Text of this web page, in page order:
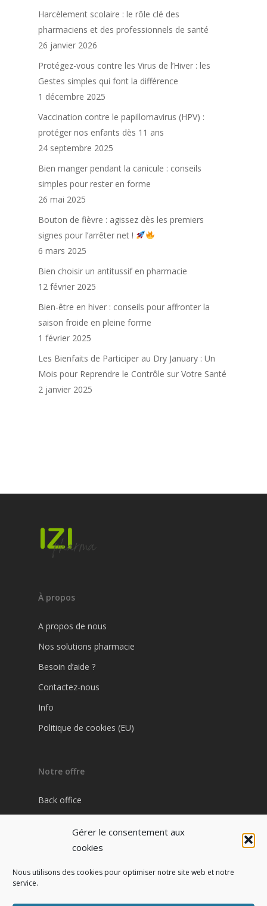
Gérer le consentement aux
cookies
Nous utilisons des cookies pour optimiser notre site web et notre
service.
Harcèlement scolaire : le rôle clé des
pharmaciens et des professionnels de santé
26 janvier 2026
Protégez-vous contre les Virus de l’Hiver : les
Gestes simples qui font la différence
1 décembre 2025
Vaccination contre le papillomavirus (HPV) :
protéger nos enfants dès 11 ans
24 septembre 2025
Bien manger pendant la canicule : conseils
simples pour rester en forme
26 mai 2025
Bouton de fièvre : agissez dès les premiers
signes pour l’arrêter net !
6 mars 2025
Bien choisir un antitussif en pharmacie
12 février 2025
Bien-être en hiver : conseils pour affronter la
saison froide en pleine forme
1 février 2025
Les Bienfaits de Participer au Dry January : Un
Mois pour Reprendre le Contrôle sur Votre Santé
2 janvier 2025
À propos
A propos de nous
Nos solutions pharmacie
Besoin d’aide ?
Contactez-nous
Info
Politique de cookies (EU)
Notre offre
Back office